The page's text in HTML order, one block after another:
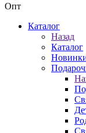
Опт
Каталог
Назад
Каталог